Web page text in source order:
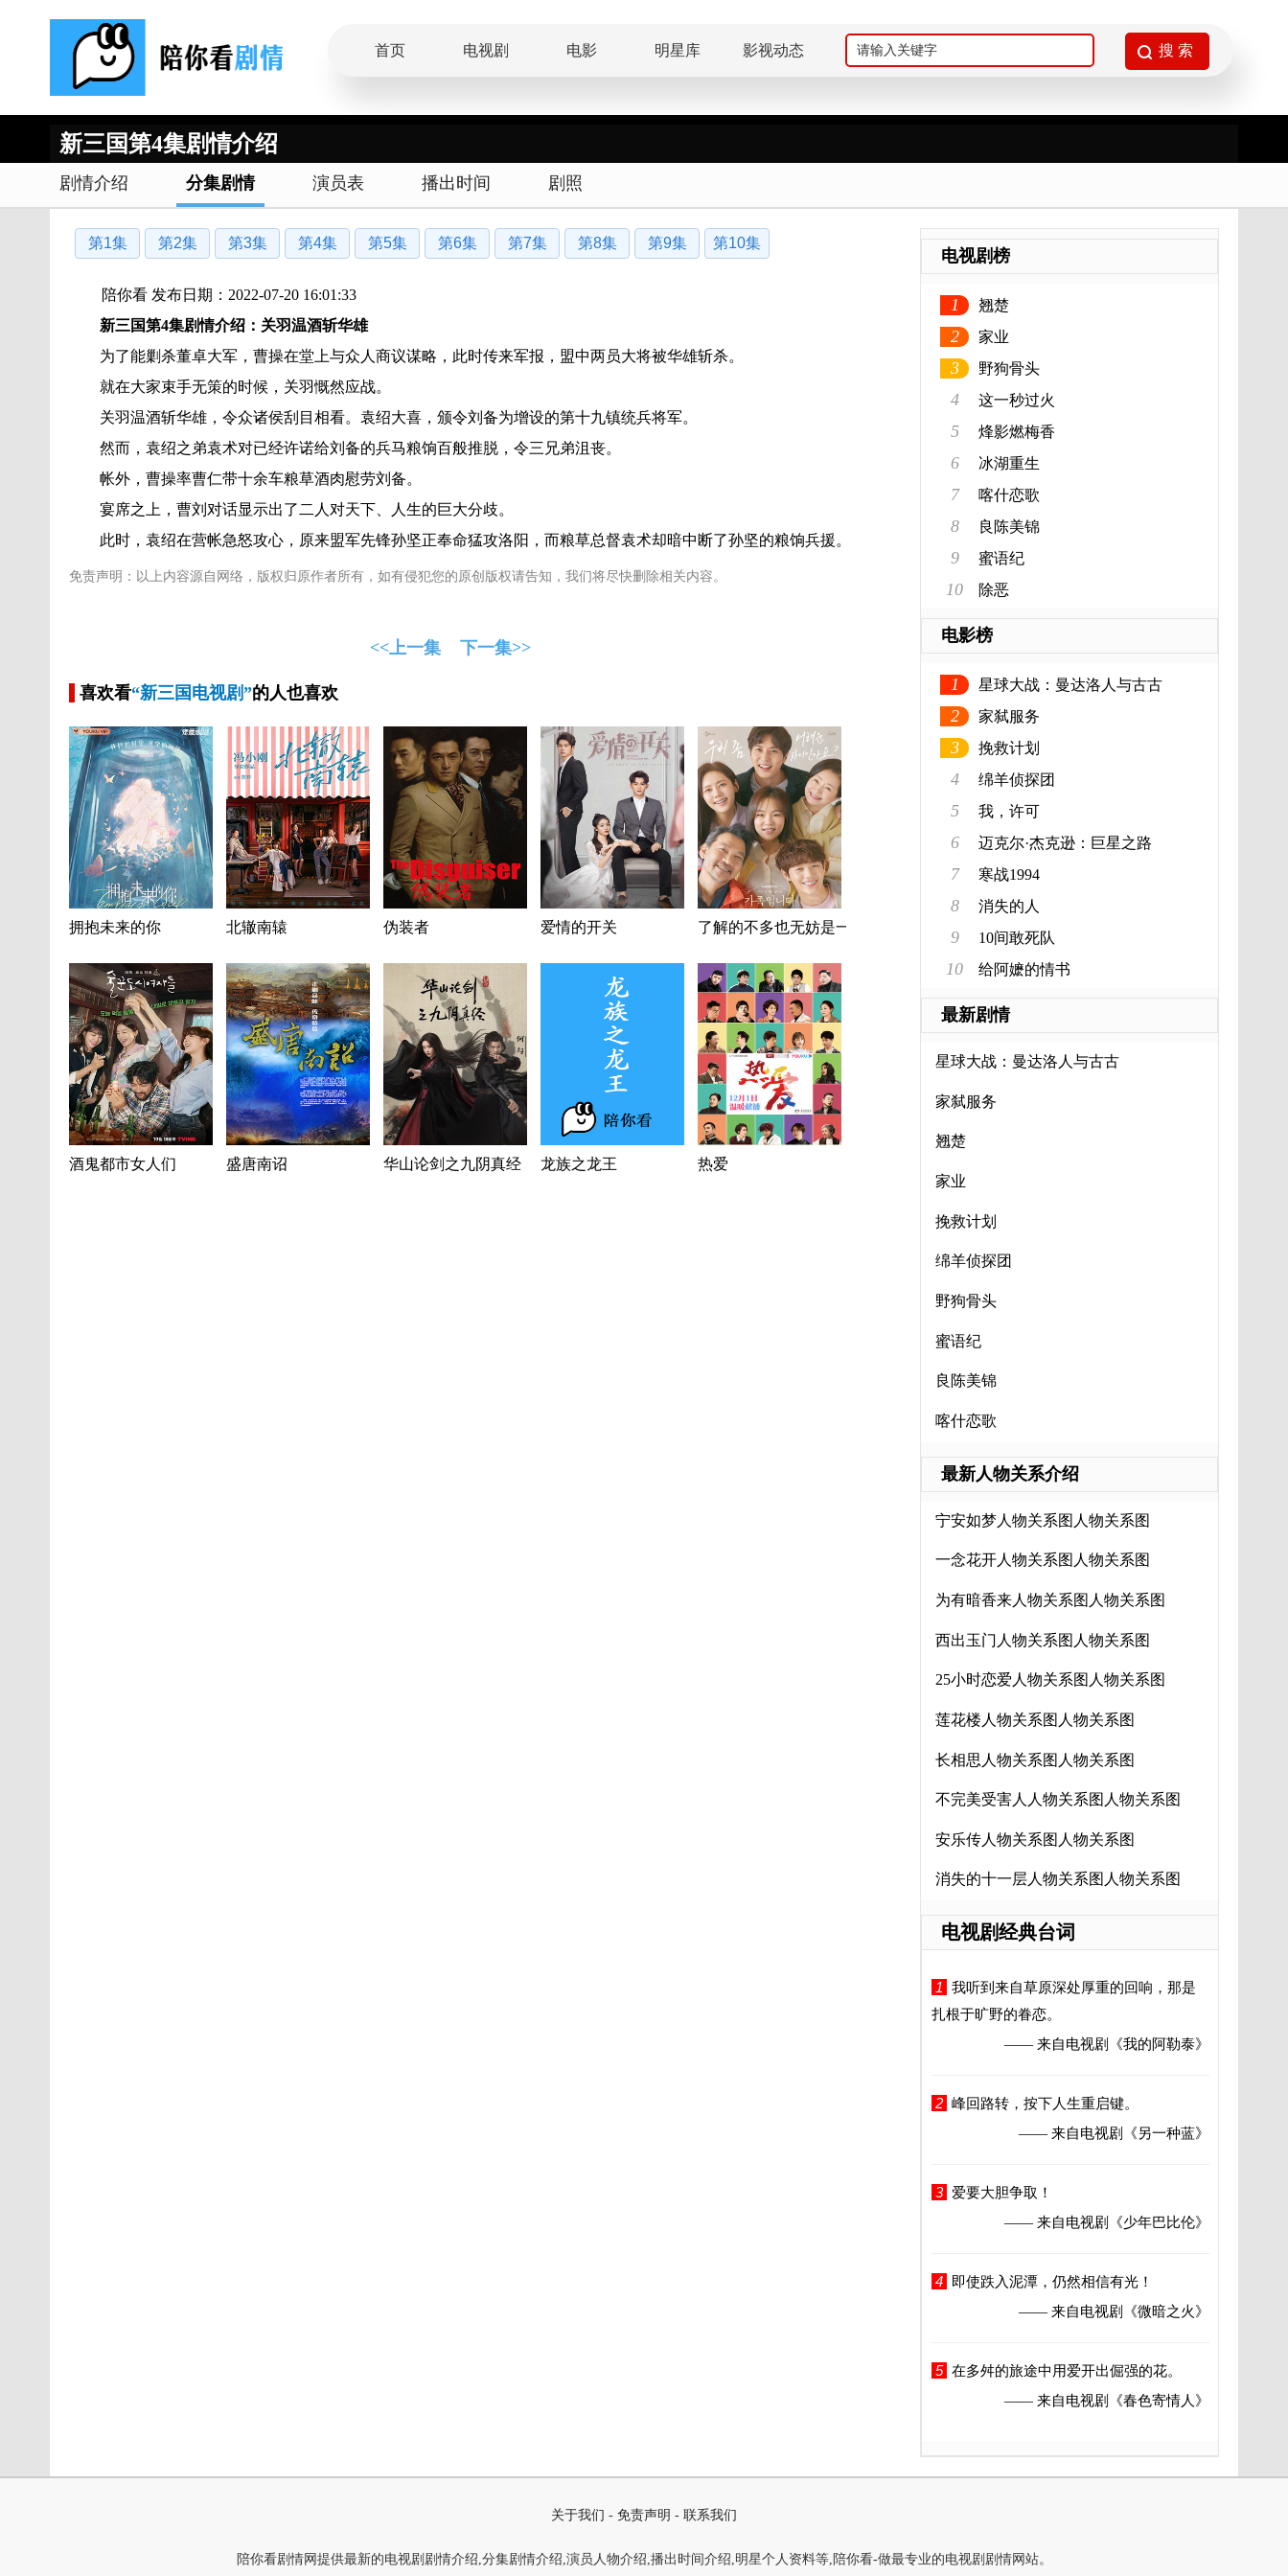
首页 电视剧 电影 明星库 影视动态
新三国第4集剧情介绍
剧情介绍 分集剧情 演员表 播出时间 剧照
第1集 第2集 第3集 第4集 第5集 第6集 第7集 第8集 第9集 第10集
陪你看 发布日期：2022-07-20 16:01:33
新三国第4集剧情介绍：关羽温酒斩华雄
为了能剿杀董卓大军，曹操在堂上与众人商议谋略，此时传来军报，盟中两员大将被华雄斩杀。
就在大家束手无策的时候，关羽慨然应战。
关羽温酒斩华雄，令众诸侯刮目相看。袁绍大喜，颁令刘备为增设的第十九镇统兵将军。
然而，袁绍之弟袁术对已经许诺给刘备的兵马粮饷百般推脱，令三兄弟沮丧。
帐外，曹操率曹仁带十余车粮草酒肉慰劳刘备。
宴席之上，曹刘对话显示出了二人对天下、人生的巨大分歧。
此时，袁绍在营帐急怒攻心，原来盟军先锋孙坚正奉命猛攻洛阳，而粮草总督袁术却暗中断了孙坚的粮饷兵援。
免责声明：以上内容源自网络，版权归原作者所有，如有侵犯您的原创版权请告知，我们将尽快删除相关内容。
<<上一集 下一集>>
喜欢看“新三国电视剧”的人也喜欢
拥抱未来的你 北辙南辕 伪装者 爱情的开关 了解的不多也无妨是一家人
酒鬼都市女人们 盛唐南诏 华山论剑之九阴真经 龙族之龙王 热爱
电视剧榜
1 翘楚
2 家业
3 野狗骨头
4 这一秒过火
5 烽影燃梅香
6 冰湖重生
7 喀什恋歌
8 良陈美锦
9 蜜语纪
10 除恶
电影榜
1 星球大战：曼达洛人与古古
2 家弑服务
3 挽救计划
4 绵羊侦探团
5 我，许可
6 迈克尔·杰克逊：巨星之路
7 寒战1994
8 消失的人
9 10间敢死队
10 给阿嬷的情书
最新剧情
星球大战：曼达洛人与古古
家弑服务
翘楚
家业
挽救计划
绵羊侦探团
野狗骨头
蜜语纪
良陈美锦
喀什恋歌
最新人物关系介绍
宁安如梦人物关系图人物关系图
一念花开人物关系图人物关系图
为有暗香来人物关系图人物关系图
西出玉门人物关系图人物关系图
25小时恋爱人物关系图人物关系图
莲花楼人物关系图人物关系图
长相思人物关系图人物关系图
不完美受害人人物关系图人物关系图
安乐传人物关系图人物关系图
消失的十一层人物关系图人物关系图
电视剧经典台词
1
我听到来自草原深处厚重的回响，那是
扎根于旷野的眷恋。
—— 来自电视剧
《我的阿勒泰》
2 峰回路转，按下人生重启键。
—— 来自电视剧
《另一种蓝》
3
爱要大胆争取！
—— 来自电视剧
《少年巴比伦》
4
即使跌入泥潭，仍然相信有光！
—— 来自电视剧
《微暗之火》
5 在多舛的旅途中用爱开出倔强的花。
—— 来自电视剧
《春色寄情人》
关于我们 - 免责声明 - 联系我们
陪你看剧情网提供最新的电视剧剧情介绍,分集剧情介绍,演员人物介绍,播出时间介绍,明星个人资料等,陪你看-做最专业的电视剧剧情网站。